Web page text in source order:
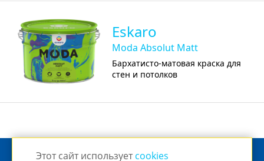
Eskaro
Moda Absolut Matt
Бархатисто-матовая краска для
стен и потолков
© 2026 Eskaro Russia
Этот сайт используетcookies